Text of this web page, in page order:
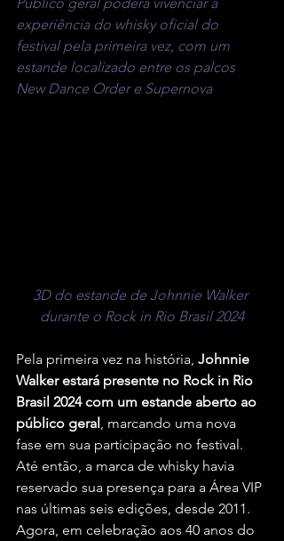
experiência do whisky oficial do
festival pela primeira vez, com um
estande localizado entre os palcos
New Dance Order e Supernova
3D do estande de Johnnie Walker
durante o Rock in Rio Brasil 2024
Pela primeira vez na história, Johnnie
Walker estará presente no Rock in Rio
Brasil 2024 com um estande aberto ao
público geral , marcando uma nova
fase em sua participação no festival.
Até então, a marca de whisky havia
reservado sua presença para a Área VIP
nas últimas seis edições, desde 2011.
Agora, em celebração aos 40 anos do